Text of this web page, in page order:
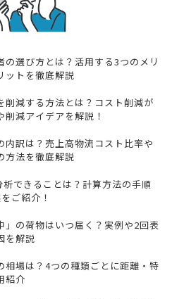
の選び方とは？活用する3つのメリ
ットを徹底解説
削減する方法とは？コスト削減が
削減アイデアを解説！
内訳は？売上高物流コスト比率や
方法を徹底解説
できることは？計算方法の手順
ご紹介！
」の荷物はいつ届く？実例や2回表
を解説
相場は？4つの種類ごとに距離・特
紹介